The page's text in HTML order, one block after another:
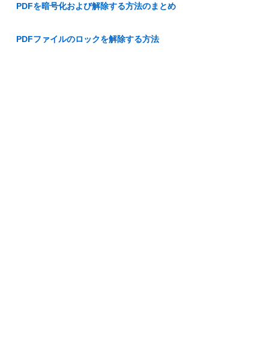
PDFを暗号化および解除する方法のまとめ
PDFファイルのロックを解除する方法